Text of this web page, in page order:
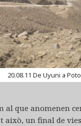
20.08.11 De Uyuni a
al que anomenen
això, un final de